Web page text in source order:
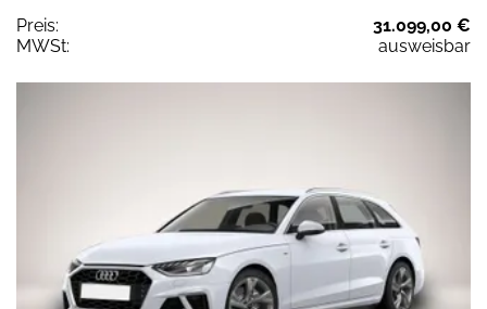
Preis:
31.099,00 €
MWSt:
ausweisbar